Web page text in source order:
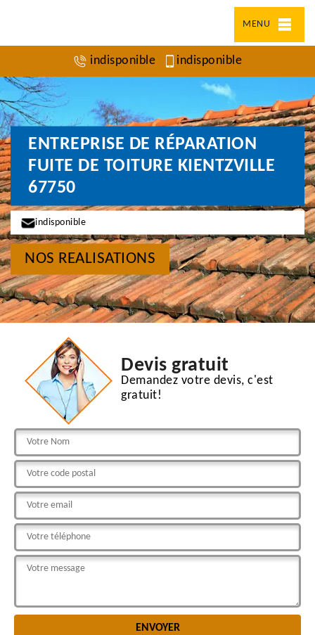
MENU
indisponible indisponible
ENTREPRISE DE RÉPARATION
FUITE DE TOITURE KIENTZVILLE
67750
indisponible
NOS REALISATIONS
Devis gratuit
Demandez votre devis, c'est
gratuit!